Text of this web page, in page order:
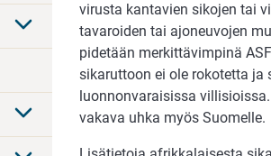
virusta kantavien sikojen tai
tavaroiden tai ajoneuvojen
pidetään merkittävimpinä
sikaruttoon ei ole rokotetta
luonnonvaraisissa
vakava uhka myös Suomelle.